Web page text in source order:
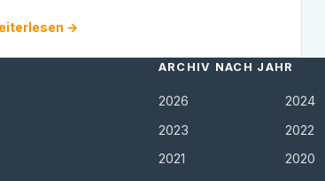
Bürger via E-Mail über aktuelle Themen in …
→
ARCHIV NACH JAHR
2026
2024
2023
2022
2021
2020